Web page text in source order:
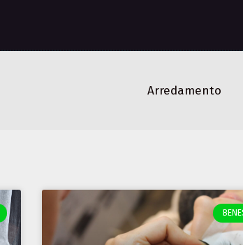
Arredamento